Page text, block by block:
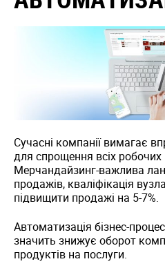
Сучасні компанії вимагає
для спрощення всіх робочих
Мерчандайзинг-важлива
продажів, кваліфікація
підвищити продажі на 5-7%.
Автоматизація бізнес-
значить знижує оборот
продуктів на послуги.